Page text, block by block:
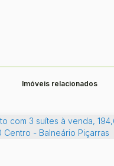
Imóveis relacionados